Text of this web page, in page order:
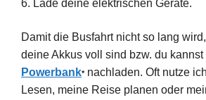
6. Lade deine elektrischen Geräte.
Damit die Busfahrt nicht so lang
deine Akkus voll sind bzw. du
Powerbank*nachladen. Oft nutze
Lesen, meine Reise planen oder